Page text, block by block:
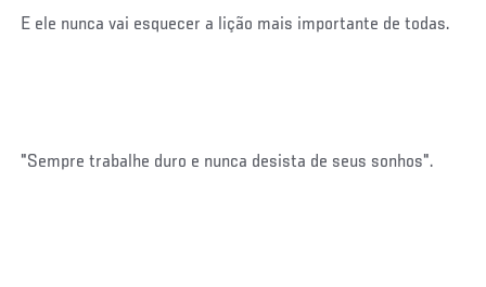
E ele nunca vai esquecer a lição mais importante de todas.
"Sempre trabalhe duro e nunca desista de seus sonhos".